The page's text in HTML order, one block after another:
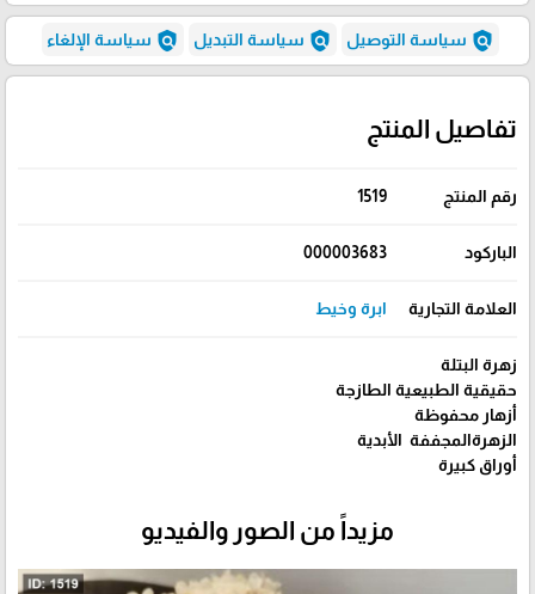
policy سياسة التوصيل policy سياسة التبديل policy سياسة الإلغاء
تفاصيل المنتج
رقم المنتج 1519
الباركود 000003683
العلامة التجارية ابرة وخيط
زهرة البتلة
حقيقية الطبيعية الطازجة
أزهار محفوظة
الزهرةالمجففة الأبدية
أوراق كبيرة
مزيداً من الصور والفيديو